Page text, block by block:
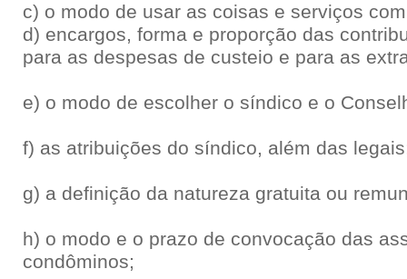
c) o modo de usar as coisas e serviços
d) encargos, forma e proporção das
para as despesas de custeio e para as
e) o modo de escolher o síndico e o
f) as atribuições do síndico, além das
g) a definição da natureza gratuita ou
h) o modo e o prazo de convocação das
condôminos;